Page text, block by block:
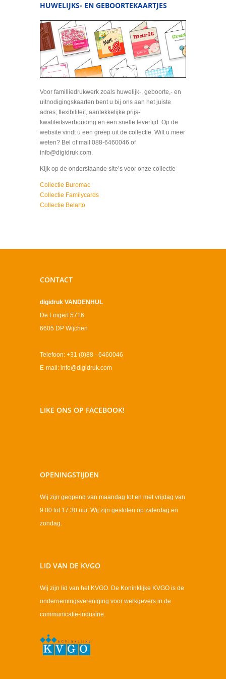
HUWELIJKS- EN GEBOORTEKAARTJES
Voor familliedrukwerk zoals huwelijk-, geboorte,- en
uitnodigingskaarten bent u bij ons aan het juiste
adres; flexibiliteit, aantekkelijke prijs-
kwaliteitsverhouding en een snelle levertijd. Op de
website vindt u een greep uit de collectie. Wilt u meer
weten? Bel of mail 088-6460046 of
info@digidruk.com.
Kijk op de onderstaande site’s voor onze collectie
Collectie Buromac
Collectie Familycards
Collectie Belarto
CONTACT
digidruk VANDENHUL
De Lingert 5716
6605 DP Wijchen
Telefoon: +31 (0)88 - 6460046
E-mail: info@digidruk.com
LIKE ONS OP FACEBOOK!
OPENINGSTIJDEN
Wij zijn geopend van maandag tot en met vrijdag van
9.00 tot 17.30 uur. Wij zijn gesloten op zaterdag en
zondag.
LID VAN DE KVGO
Wij zijn lid van het KVGO. De Koninklijke KVGO is de
ondernemingsvereniging voor werkgevers in de
communicatie-industrie.